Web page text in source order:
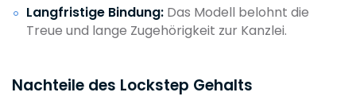
Langfristige Bindung: Das Modell belohnt die
Treue und lange Zugehörigkeit zur Kanzlei.
Nachteile des Lockstep Gehalts